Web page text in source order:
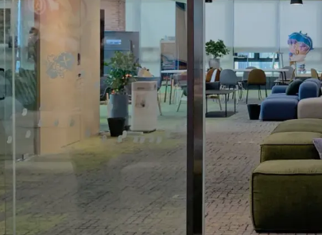
쿠키런: 모험의 탑
쿠키런
쿠키런: 브레이버스 카드 게임
쿠키런: 더 다키스트 나이트
쿠키런: 퍼즐 월드
쿠키런: 오븐스매시
쿠키런 키우기 - 쿠키런: 크럼블